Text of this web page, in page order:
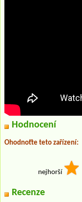
Hodnocení
Ohodnoťte teto zařízení:
nejhorší
Recenze